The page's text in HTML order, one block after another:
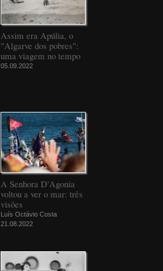
Assim era Apúlia, o
"Algarve dos pobres":
uma viagem no tempo
05.09.2022
A Senhora D'Agonia
voltou a ver o mar: três
visões
Luís Octávio Costa
21.08.2022